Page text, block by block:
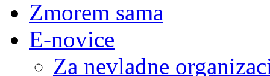
Zmorem sama
E-novice
Za nevladne